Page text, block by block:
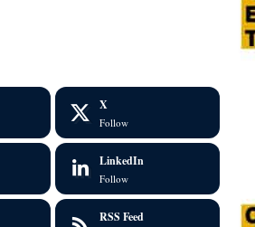
X
Follow
LinkedIn
Follow
RSS Feed